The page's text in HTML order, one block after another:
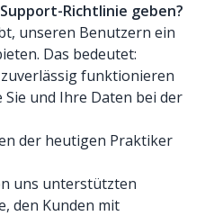
Richtlinie geben?
unseren Benutzern ein
Das bedeutet:
funktionieren
und Ihre Daten bei der
der heutigen Praktiker
uns unterstützten
den Kunden mit